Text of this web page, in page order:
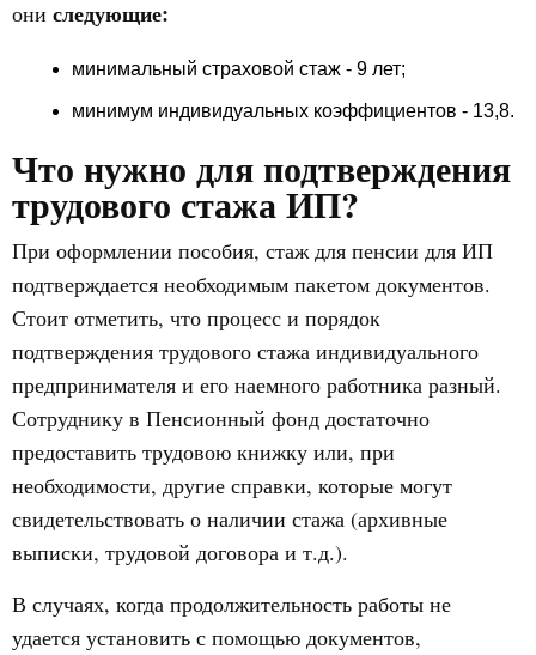
они следующие:
минимальный страховой стаж - 9 лет;
минимум индивидуальных коэффициентов - 13,8.
Что нужно для подтверждения
трудового стажа ИП?
При оформлении пособия, стаж для пенсии для ИП
подтверждается необходимым пакетом документов.
Стоит отметить, что процесс и порядок
подтверждения трудового стажа индивидуального
предпринимателя и его наемного работника разный.
Сотруднику в Пенсионный фонд достаточно
предоставить трудовою книжку или, при
необходимости, другие справки, которые могут
свидетельствовать о наличии стажа (архивные
выписки, трудовой договора и т.д.).
В случаях, когда продолжительность работы не
удается установить с помощью документов,